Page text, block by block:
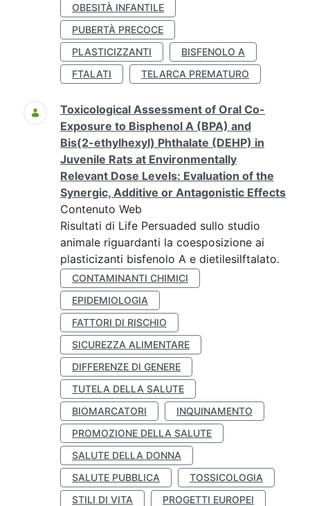
OBESITÀ INFANTILE
PUBERTÀ PRECOCE
PLASTICIZZANTI
BISFENOLO A
FTALATI
TELARCA PREMATURO
Toxicological Assessment of Oral Co-
Exposure to Bisphenol A (BPA) and
Bis(2-ethylhexyl) Phthalate (DEHP) in
Juvenile Rats at Environmentally
Relevant Dose Levels: Evaluation of the
Synergic, Additive or Antagonistic Effects
Contenuto Web
Risultati di Life Persuaded sullo studio
animale riguardanti la coesposizione ai
plasticizanti bisfenolo A e dietilesilftalato.
CONTAMINANTI CHIMICI
EPIDEMIOLOGIA
FATTORI DI RISCHIO
SICUREZZA ALIMENTARE
DIFFERENZE DI GENERE
TUTELA DELLA SALUTE
BIOMARCATORI
INQUINAMENTO
PROMOZIONE DELLA SALUTE
SALUTE DELLA DONNA
SALUTE PUBBLICA
TOSSICOLOGIA
STILI DI VITA
PROGETTI EUROPEI